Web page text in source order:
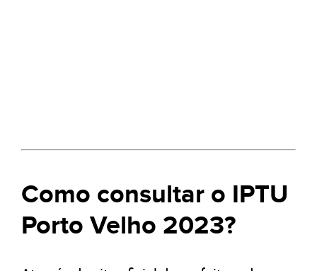
Como consultar o IPTU
Porto Velho 2023?